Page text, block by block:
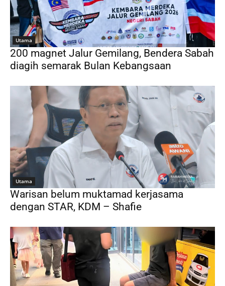
Utama
200 magnet Jalur Gemilang, Bendera Sabah
diagih semarak Bulan Kebangsaan
Utama
Warisan belum muktamad kerjasama
dengan STAR, KDM – Shafie